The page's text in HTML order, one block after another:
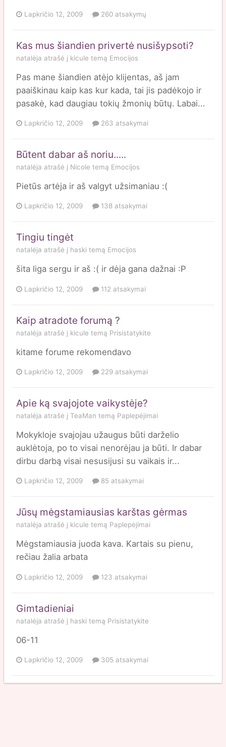
Lapkričio 12, 2009 260 atsakymų
Kas mus šiandien privertė nusišypsoti?
natalėja atrašė į kicule temą Emocijos
Pas mane šiandien atėjo klijentas, aš jam
paaiškinau kaip kas kur kada, tai jis padėkojo ir
pasakė, kad daugiau tokių žmonių būtų. Labai...
Lapkričio 12, 2009 263 atsakymai
Būtent dabar aš noriu.....
natalėja atrašė į Nicole temą Emocijos
Pietūs artėja ir aš valgyt užsimaniau :(
Lapkričio 12, 2009 138 atsakymai
Tingiu tingėt
natalėja atrašė į haski temą Emocijos
šita liga sergu ir aš :( ir dėja gana dažnai :P
Lapkričio 12, 2009 112 atsakymai
Kaip atradote forumą ?
natalėja atrašė į kicule temą Prisistatykite
kitame forume rekomendavo
Lapkričio 12, 2009 229 atsakymai
Apie ką svajojote vaikystėje?
natalėja atrašė į TeaMan temą Paplepėjimai
Mokykloje svajojau užaugus būti darželio
auklėtoja, po to visai nenorėjau ja būti. Ir dabar
dirbu darbą visai nesusijusi su vaikais ir...
Lapkričio 12, 2009 85 atsakymai
Jūsų mėgstamiausias karštas gėrmas
natalėja atrašė į kicule temą Paplepėjimai
Mėgstamiausia juoda kava. Kartais su pienu,
rečiau žalia arbata
Lapkričio 12, 2009 123 atsakymai
Gimtadieniai
natalėja atrašė į haski temą Prisistatykite
06-11
Lapkričio 12, 2009 305 atsakymai